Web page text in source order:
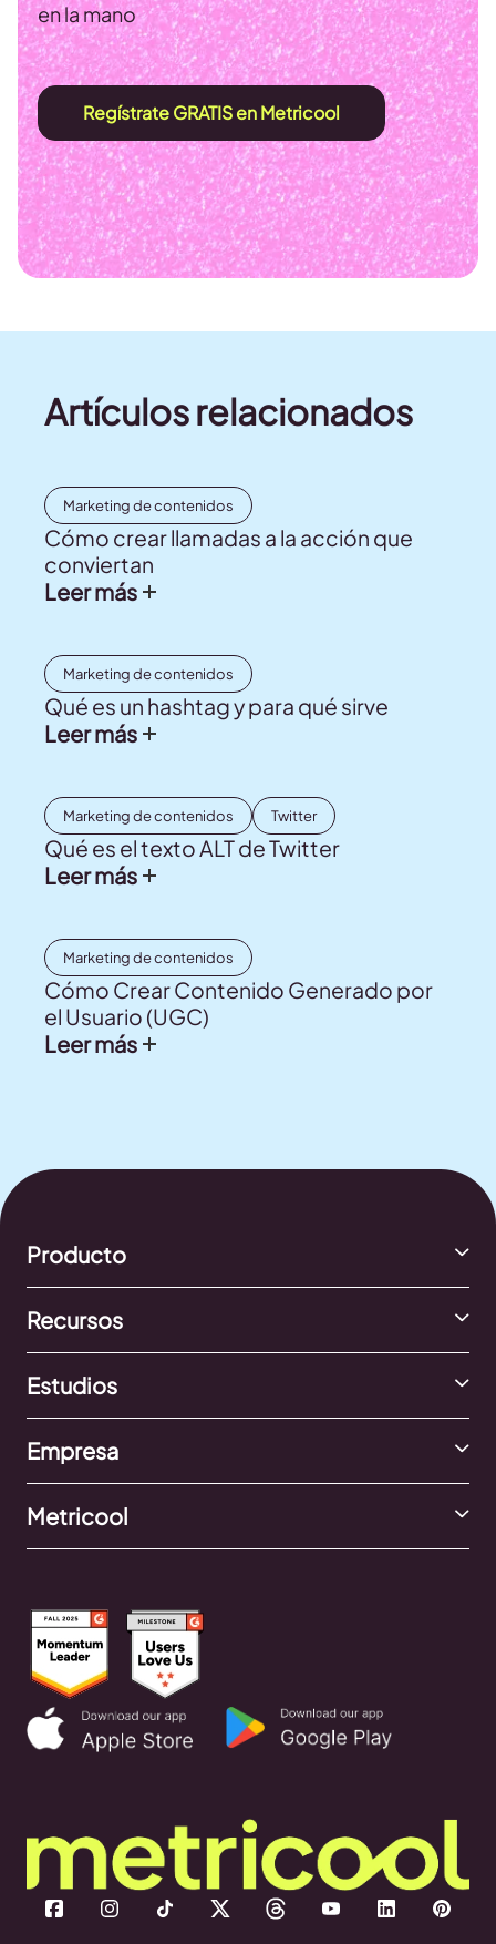
en la mano
Regístrate GRATIS en Metricool
Artículos relacionados
Marketing de contenidos
Cómo crear llamadas a la acción que
conviertan
Leer más
Marketing de contenidos
Qué es un hashtag y para qué sirve
Leer más
Marketing de contenidos Twitter
Qué es el texto ALT de Twitter
Leer más
Marketing de contenidos
Cómo Crear Contenido Generado por
el Usuario (UGC)
Leer más
Producto
Recursos
Estudios
Empresa
Metricool